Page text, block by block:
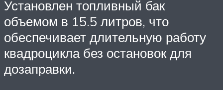
Установлен топливный бак
объемом в 15.5 литров, что
обеспечивает длительную работу
квадроцикла без остановок для
дозаправки.